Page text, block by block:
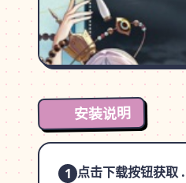
安装说明
1 点击下载按钮获取